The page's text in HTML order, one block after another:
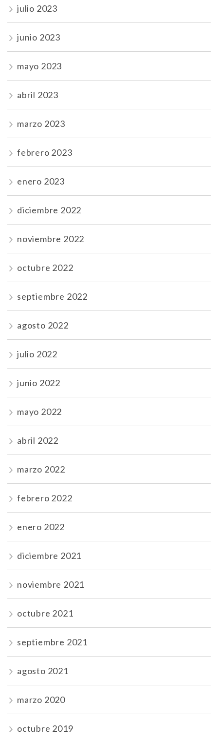
julio 2023
junio 2023
mayo 2023
abril 2023
marzo 2023
febrero 2023
enero 2023
diciembre 2022
noviembre 2022
octubre 2022
septiembre 2022
agosto 2022
julio 2022
junio 2022
mayo 2022
abril 2022
marzo 2022
febrero 2022
enero 2022
diciembre 2021
noviembre 2021
octubre 2021
septiembre 2021
agosto 2021
marzo 2020
octubre 2019